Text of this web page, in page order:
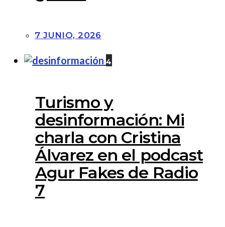
7 JUNIO, 2026
4
Turismo y
desinformación: Mi
charla con Cristina
Álvarez en el podcast
Agur Fakes de Radio
7